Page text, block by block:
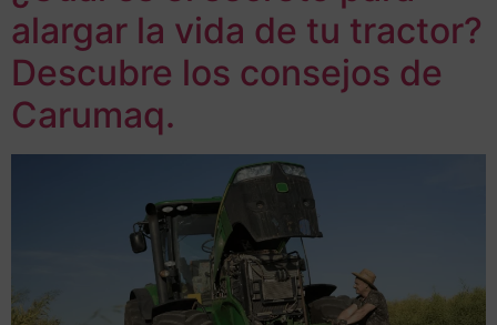
alargar la vida de tu tractor?
Descubre los consejos de
Carumaq.